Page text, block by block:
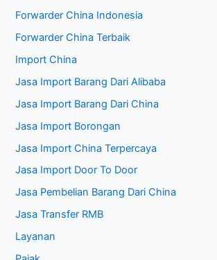
Forwarder China Indonesia
Forwarder China Terbaik
Import China
Jasa Import Barang Dari Alibaba
Jasa Import Barang Dari China
Jasa Import Borongan
Jasa Import China Terpercaya
Jasa Import Door To Door
Jasa Pembelian Barang Dari China
Jasa Transfer RMB
Layanan